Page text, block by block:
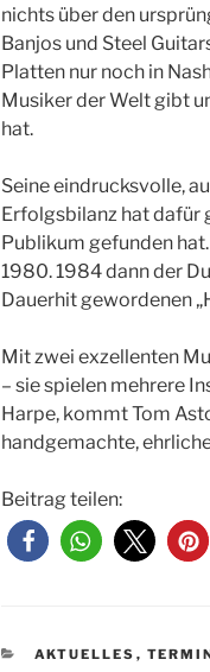
nichts über den
Banjos und Steel
Platten nur noch in
Musiker der Welt gibt
hat.
Seine eindrucksvolle,
Erfolgsbilanz hat dafür
Publikum gefunden
1980. 1984 dann der
Dauerhit gewordenen
Mit zwei exzellenten
– sie spielen mehrere
Harpe, kommt Tom
handgemachte,
Beitrag teilen:
KATEGORIEN
AKTUELLES ,